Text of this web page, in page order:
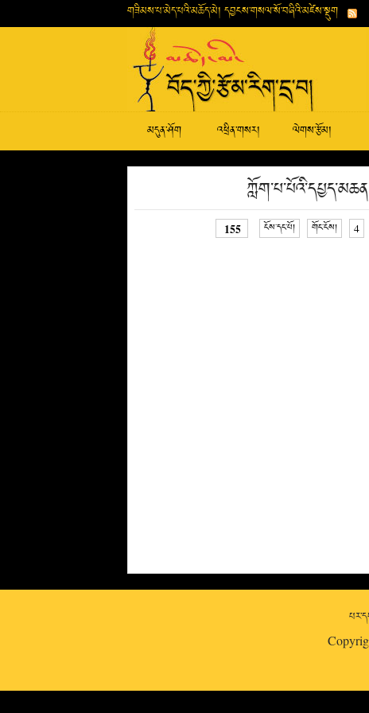
གཟིམས་པ་མེད་པའི་མཆོད་མེ། དབྱངས་གསལ་སོ་བཞིའི་མཛེས་སྡུག
མདུན་ཤོག འཕྲིན་གསར། ལེགས་རྩོམ།
155 ངོས་དང་པོ། གོང་ངོས། 4